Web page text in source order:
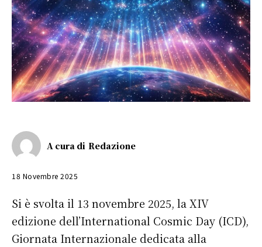
A cura di Redazione
18 Novembre 2025
Si è svolta il 13 novembre 2025, la XIV
edizione dell’International Cosmic Day (ICD),
Giornata Internazionale dedicata alla